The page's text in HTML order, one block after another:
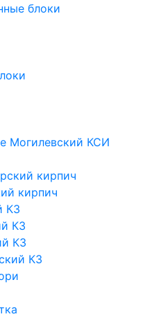
блоки
Могилевский КСИ
кирпич
кирпич
КЗ
КЗ
КЗ
КЗ